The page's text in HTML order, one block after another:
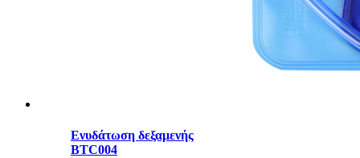
Ενυδάτωση δεξαμενής
BTC004